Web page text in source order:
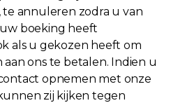
te annuleren zodra u van
boeking heeft
als u gekozen heeft om
ons te betalen. Indien u
opnemen met onze
zij kijken tegen